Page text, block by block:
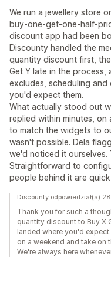
We run a jewellery store
buy-one-get-one-half-
discount app had been
Discounty handled the
quantity discount first,
Get Y late in the process,
excludes, scheduling and
you'd expect them.
What actually stood out
replied within minutes,
to match the widgets to
wasn't possible. Dela
we'd noticed it ourselves.
Straightforward to
people behind it are
Discounty odpowiedział(a)
Thank you for such a
quantity discount to Buy X
landed where you'd
on a weekend and take on
We're always here